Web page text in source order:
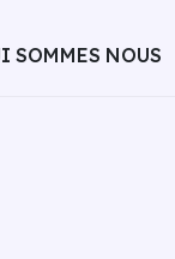
SOMMES NOUS